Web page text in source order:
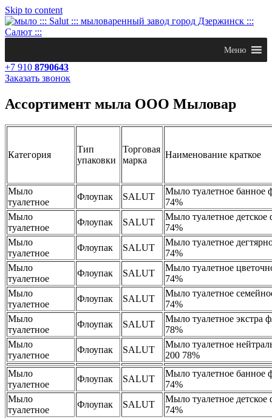
Skip to content
Меню
+7 910 8790643
Заказать звонок
Ассортимент мыла ООО Мыловар
Категория
Тип
упаковки
Торговая
марка
Наименование краткое
Мыло
туалетное
Флоупак SALUT
Мыло туалетное банное
74%
Мыло
туалетное
Флоупак SALUT
Мыло туалетное детское
74%
Мыло
туалетное
Флоупак SALUT
Мыло туалетное
74%
Мыло
туалетное
Флоупак SALUT
Мыло туалетное
74%
Мыло
туалетное
Флоупак SALUT
Мыло туалетное
74%
Мыло
туалетное
Флоупак SALUT
Мыло туалетное экстра
78%
Мыло
туалетное
Флоупак SALUT
Мыло туалетное
200 78%
Мыло
туалетное
Флоупак SALUT
Мыло туалетное банное
74%
Мыло
туалетное
Флоупак SALUT
Мыло туалетное детское
74%